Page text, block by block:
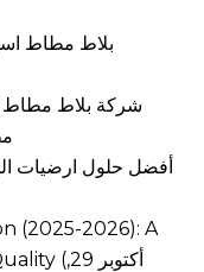
أفضل حلول ارضيات
(2025-2026): A
(أكتوبر 29,